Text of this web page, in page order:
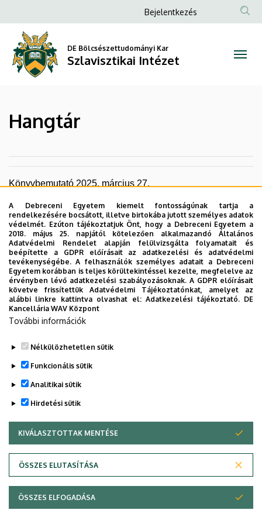
Szlavisztikai
Intézet
a
tartalomra
Anonim
fiók
menüje
Bejelentkezés
DE Bölcsészettudományi Kar
Szlavisztikai Intézet
Hangtár
Könyvbemutató 2025. március 27.
Hangfájl
Legutóbbi frissítés: 2025. 04. 25. 22:14
Adatvédelem
Szerzői jog © 2026 Unideb
A Debreceni Egyetem kiemelt fontosságúnak tartja a
rendelkezésére bocsátott, illetve birtokába jutott személyes adatok
védelmét. Ezúton tájékoztatjuk Önt, hogy a Debreceni Egyetem a
2018. május 25. napjától kötelezően alkalmazandó Általános
Adatvédelmi Rendelet alapján felülvizsgálta folyamatait és
beépítette a GDPR előírásait az adatkezelési és adatvédelmi
tevékenységébe. A felhasználók személyes adatait a Debreceni
Egyetem korábban is teljes körültekintéssel kezelte, megfelelve az
érvényben lévő adatkezelési szabályozásoknak. A GDPR előírásait
követve frissítettük Adatvédelmi Tájékoztatónkat, amelyet az
alábbi linkre kattintva olvashat el:Adatkezelési tájékoztató. DE
Kancellária WAV Központ
További információk
Nélkülözhetetlen sütik
Funkcionális sütik
Analitikai sütik
Hirdetési sütik
KIVÁLASZTOTTAK MENTÉSE
ÖSSZES ELUTASÍTÁSA
WITHDRAW CONSENT
ÖSSZES ELFOGADÁSA